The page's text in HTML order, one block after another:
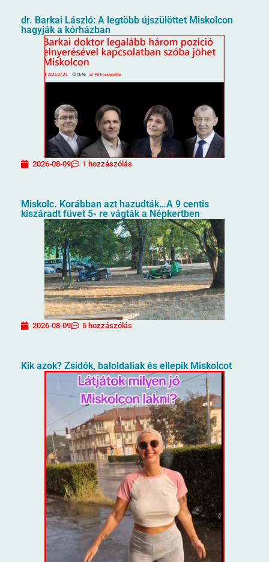
dr. Barkai László: A legtöbb újszülöttet Miskolcon
hagyják a kórházban
2026-08-09 1 hozzászólás
Miskolc. Korábban azt hazudták…A 9 centis
kiszáradt füvet 5- re vágták a Népkertben
2026-08-09 5 hozzászólás
Kik azok? Zsidók, baloldaliak és ellepik Miskolcot